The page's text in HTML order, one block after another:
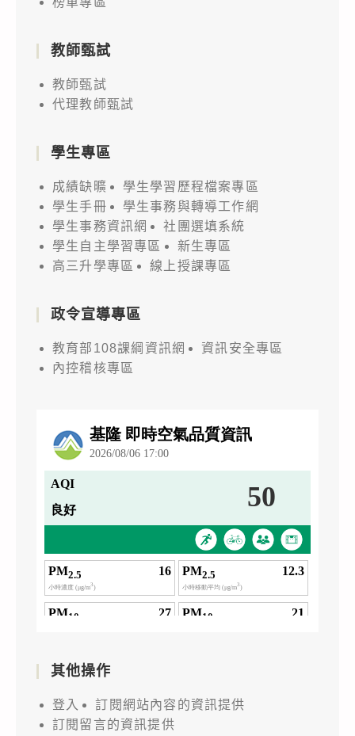
教師甄試
教師甄試
代理教師甄試
學生專區
成績缺曠
學生學習歷程檔案專區
學生手冊
學生事務與轉導工作網
學生事務資訊網
社團選填系統
學生自主學習專區
新生專區
高三升學專區
線上授課專區
政令宣導專區
教育部108課綱資訊網
資訊安全專區
內控稽核專區
其他操作
登入
訂閱網站內容的資訊提供
訂閱留言的資訊提供